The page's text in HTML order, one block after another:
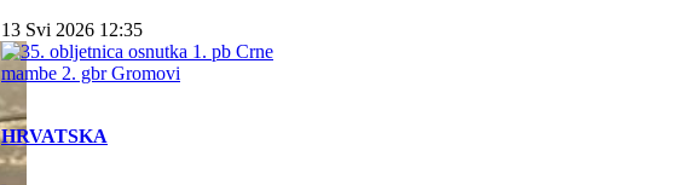
13 Svi 2026 12:35
HRVATSKA